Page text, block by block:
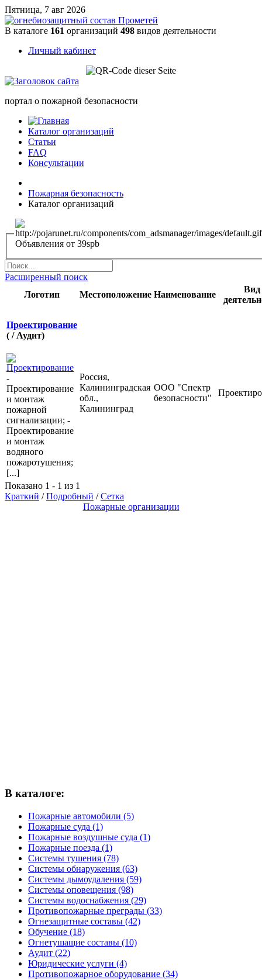
Пятница, 7 авг 2026
В каталоге 161 организаций 498 видов деятельности
Личный кабинет
портал о пожарной безопасности
Каталог организаций
Статьи
FAQ
Консультации
Пожарная безопасность
Каталог организаций
Объявления от 39spb
Расширенный поиск
Логотип
Местоположение Наименование
Вид
Проектирование
( / Аудит)
-
Проектирование
и монтаж
пожарной
сигнализации; -
Проектирование
и монтаж
водяного
пожаротушения;
[...]
Россия,
Калининградская
обл.,
Калининград
ООО "Спектр
безопасности"
Показано 1 - 1 из 1
Краткий /Подробный /Сетка
Пожарные организации
В каталоге:
Пожарные автомобили (5)
Пожарные суда (1)
Пожарные воздушные суда (1)
Пожарные поезда (1)
Системы тушения (78)
Системы обнаружения (63)
Системы дымоудаления (59)
Системы оповещения (98)
Системы водоснабжения (29)
Противопожарные преграды (33)
Огнезащитные составы (42)
Обучение (18)
Огнетушащие составы (10)
Аудит (22)
Юридические услуги (4)
Противопожарное оборудование (34)